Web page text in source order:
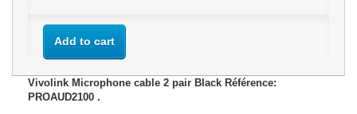
Add to cart
Vivolink Microphone cable 2 pair Black Référence:
PROAUD2100 .